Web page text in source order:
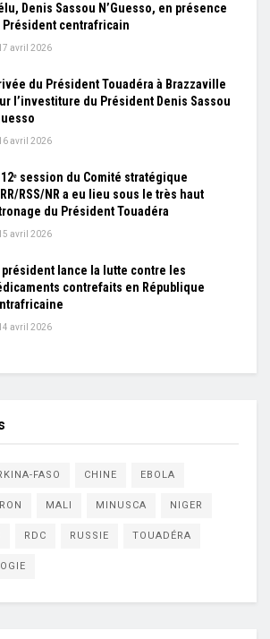
Denis Sassou N’Guesso, en présence
Président centrafricain
avril 2026
du Président Touadéra à Brazzaville
l’investiture du Président Denis Sassou
avril 2026
12ᵉ session du Comité stratégique
RSS/NR a eu lieu sous le très haut
du Président Touadéra
avril 2026
président lance la lutte contre les
contrefaits en République
avril 2026
FASO CHINE EBOLA
MALI MINUSCA NIGER
RDC RUSSIE TOUADÉRA